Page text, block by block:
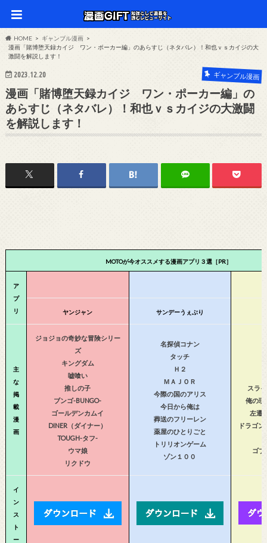
HOME
ギャンブル漫画
漫画「賭博堕天録カイジ ワン・ポーカー編」のあらすじ（ネタバレ）！和也ｖｓカイジの大
激闘を解説します！
2023.12.20 ギャンブル漫画
漫画「賭博堕天録カイジ ワン・ポーカー編」の
あらすじ（ネタバレ）！和也ｖｓカイジの大激闘
を解説します！
MOTOが今オススメする漫画アプリ３選［PR］
ア
プ
リ
ヤンジャン サンデーうぇぶり
主
な
掲
載
漫
画
ジョジョの奇妙な冒険シリー
ズ
キングダム
嘘喰い
推しの子
ブンゴ-BUNGO-
ゴールデンカムイ
DINER（ダイナー）
TOUGH-タフ-
ウマ娘
リクドウ
名探偵コナン
タッチ
Ｈ２
ＭＡＪＯＲ
今際の国のアリス
今日から俺は
葬送のフリーレン
薬屋のひとりごと
トリリオンゲーム
ゾン１００
スラ
俺の現
左遷
ドラゴ
ゴブ
イ
ン
ス
ト
ー